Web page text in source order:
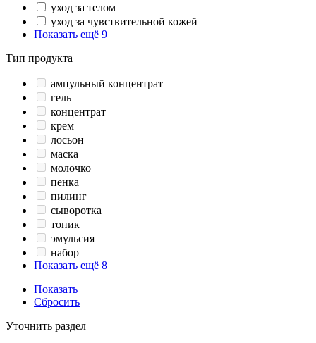
уход за телом
уход за чувствительной кожей
Показать ещё 9
Тип продукта
ампульный концентрат
гель
концентрат
крем
лосьон
маска
молочко
пенка
пилинг
сыворотка
тоник
эмульсия
набор
Показать ещё 8
Показать
Сбросить
Уточнить раздел